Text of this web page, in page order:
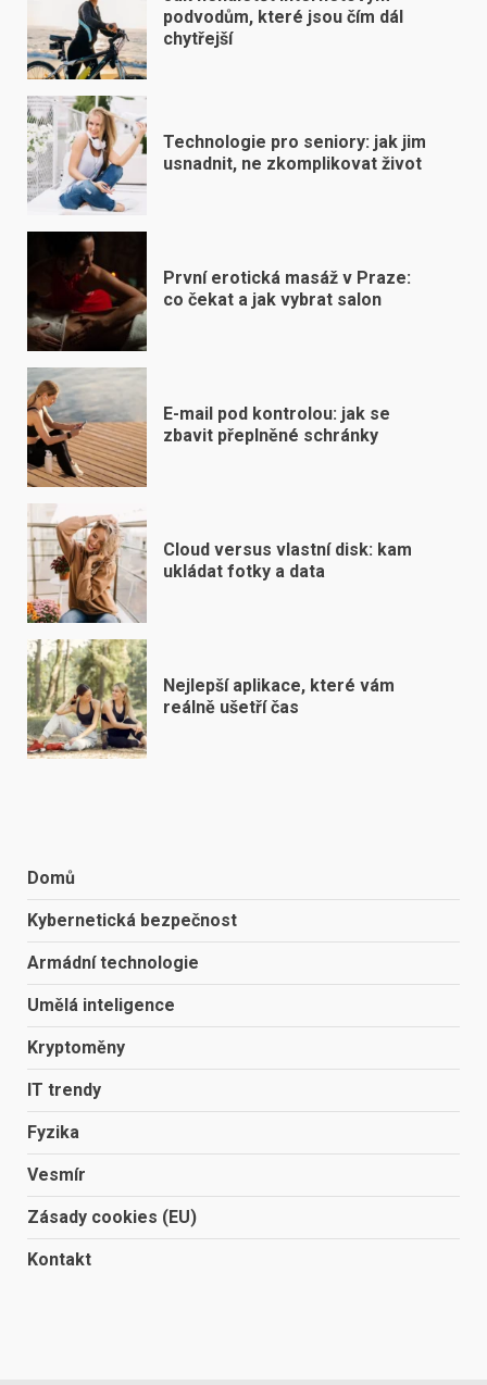
podvodům, které jsou čím dál
chytřejší
Technologie pro seniory: jak jim
usnadnit, ne zkomplikovat život
První erotická masáž v Praze:
co čekat a jak vybrat salon
E-mail pod kontrolou: jak se
zbavit přeplněné schránky
Cloud versus vlastní disk: kam
ukládat fotky a data
Nejlepší aplikace, které vám
reálně ušetří čas
Domů
Kybernetická bezpečnost
Armádní technologie
Umělá inteligence
Kryptoměny
IT trendy
Fyzika
Vesmír
Zásady cookies (EU)
Kontakt